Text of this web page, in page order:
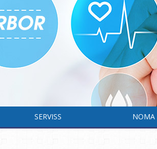
SERVISS NOMA